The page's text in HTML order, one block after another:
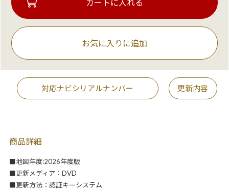
お気に入りに追加
対応ナビシリアルナンバー 更新内容
商品詳細
■地図年度:2026年度版
■更新メディア：DVD
■更新方法：認証キーシステム